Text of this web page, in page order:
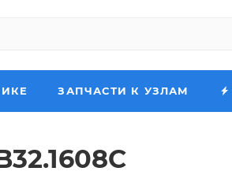
ЗАПЧАСТИ К УЗЛАМ